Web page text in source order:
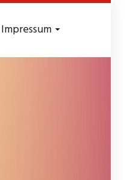
Impressum